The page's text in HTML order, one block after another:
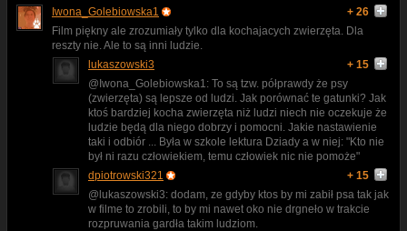
Iwona_Golebiowska1
+ 26
Film piękny ale zrozumiały tylko dla kochajacych zwierzęta. Dla
reszty nie. Ale to są inni ludzie.
lukaszowski3
+ 15
@Iwona_Golebiowska1: To są tzw. półprawdy że psy
(zwierzęta) są lepsze od ludzi. Jak porównać te gatunki? Jak
ktoś bardziej kocha zwierzęta niż ludzi niech nie oczekuje że
ludzie będą dla niego dobrzy i pomocni. Jakie nastawienie
taki i odbiór ... Była w szkole lektura Dziady a w niej: "Kto nie
był ni razu człowiekiem, temu człowiek nic nie pomoże"
dpiotrowski321
+ 15
@lukaszowski3: dodam, ze gdyby ktos by mi zabił psa tak jak
w filme to zrobili, to by mi nawet oko nie drgneło w trakcie
rozpruwania gardła takim ludziom.